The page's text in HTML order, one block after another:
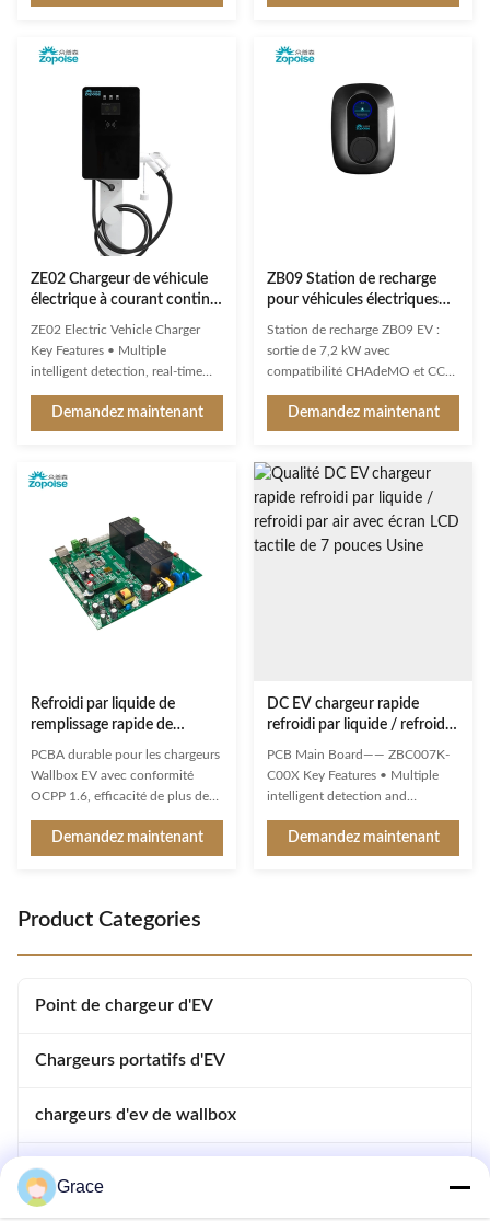
dynamic data points including
thermal runaway, and gun head
safety with dynamic power ...
detection with real-time
Precise power calculation and
• 1.9" LCD display showing
ZE02 Chargeur de véhicule
électrique à courant continu
150-1000VDC Sortie avec
écran tactile LCD Protection
IP55
ZE02 Electric Vehicle Charger
Key Features • Multiple
intelligent detection, real-time
precise battery calculation with
full safety protection. • RFID/
Code Charging/ Password
displays the charging status and
Demandez maintenant
ZB09 Station de recharge
pour véhicules électriques
7,2 kW 32A avec détection
multi-intelligente
Station de recharge ZB09 EV :
sortie de 7,2 kW avec
compatibilité CHAdeMO et CCS.
courant à 4 niveaux, équilibrage
de charge et plusieurs modes
CE, TÜV. Options de montage
mural/sur socle.
Demandez maintenant
Refroidi par liquide de
remplissage rapide de
chargeur PCBA OCPP
1.6J/12.01J de Wallbox EV
refroidi par air
PCBA durable pour les chargeurs
Wallbox EV avec conformité
OCPP 1.6, efficacité de plus de
sécurité complètes. Options
d'assemblage SKD/CKD
des solutions de
Demandez maintenant
DC EV chargeur rapide
refroidi par liquide / refroidi
par air avec écran LCD
PCB Main Board—— ZBC007K-
C00X Key Features • Multiple
intelligent detection and
and current detection with
accurate power calculation •
Demandez maintenant
Product Categories
Point de chargeur d'EV
Chargeurs portatifs d'EV
chargeurs d'ev de wallbox
Chargeurs électriques à courant continu
Grace